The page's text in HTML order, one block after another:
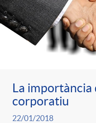
La importància
corporatiu
22/01/2018